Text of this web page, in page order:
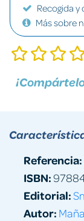
Recogida
Más sobre
Referencia:
ISBN:
Editorial:
Autor: